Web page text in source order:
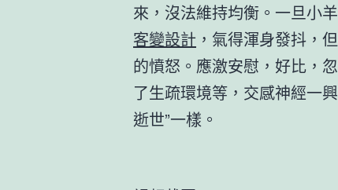
來，沒法維持均衡。一旦小
客變設計 ，氣得渾身發抖，
的憤怒。應激安慰，好比，
了生疏環境等，交感神經一
逝世”一樣。